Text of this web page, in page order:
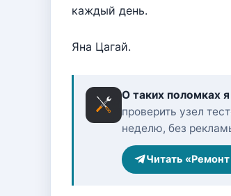
каждый день.
Яна Цагай.
О таких поломках
проверить узел
неделю, без
Читать